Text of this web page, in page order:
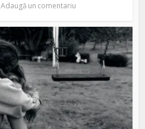
Adaugă un comentariu